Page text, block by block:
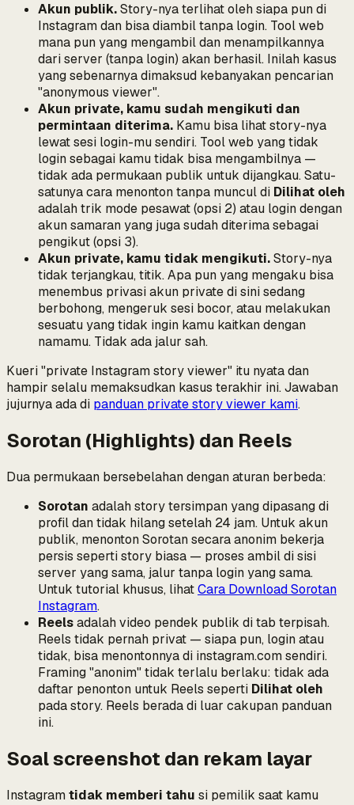
Akun publik.Story-nya terlihat oleh siapa pun di
Instagram dan bisa diambil tanpa login. Tool web
mana pun yang mengambil dan menampilkannya
dari server (tanpa login) akan berhasil. Inilah kasus
yang sebenarnya dimaksud kebanyakan pencarian
"anonymous viewer".
Akun private, kamu sudah mengikuti dan
permintaan diterima. Kamu bisa lihat story-nya
lewat sesi login-mu sendiri. Tool web yang tidak
login sebagai kamu tidak bisa mengambilnya —
tidak ada permukaan publik untuk dijangkau. Satu-
satunya cara menonton tanpa muncul di Dilihat oleh
adalah trik mode pesawat (opsi 2) atau login dengan
akun samaranyang juga sudah diterima sebagai
pengikut(opsi 3).
Akun private, kamu tidak mengikuti.Story-nya
tidak terjangkau, titik. Apa pun yang mengaku bisa
menembus privasi akun private di sini sedang
berbohong, mengeruk sesi bocor, atau melakukan
sesuatu yang tidak ingin kamu kaitkan dengan
namamu. Tidak ada jalur sah.
Kueri "private Instagram story viewer" itu nyata dan
hampir selalu memaksudkan kasus terakhir ini. Jawaban
jujurnya ada di panduan private story viewer kami.
Sorotan (Highlights) dan Reels
Dua permukaan bersebelahan dengan aturan berbeda:
Sorotan adalah story tersimpan yang dipasang di
profil dan tidak hilang setelah 24 jam. Untuk akun
publik, menonton Sorotan secara anonim bekerja
persis seperti story biasa — proses ambil di sisi
server yang sama, jalur tanpa login yang sama.
Untuk tutorial khusus, lihatCara Download Sorotan
Instagram.
Reelsadalah video pendek publik di tab terpisah.
Reels tidak pernah privat — siapa pun, login atau
tidak, bisa menontonnya di instagram.com sendiri.
Framing "anonim" tidak terlalu berlaku: tidak ada
daftar penonton untuk Reels seperti Dilihat oleh
pada story. Reels berada di luar cakupan panduan
ini.
Soal screenshot dan rekam layar
Instagramtidak memberi tahu si pemilik saat kamu